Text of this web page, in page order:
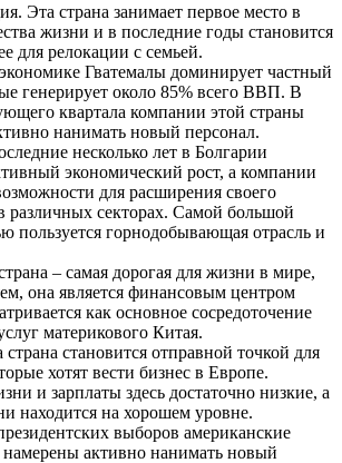
Эта страна занимает первое место в
жизни и в последние годы становится
для релокации с семьей.
Гватемалы доминирует частный
генерирует около 85% всего ВВП. В
квартала компании этой страны
нанимать новый персонал.
несколько лет в Болгарии
экономический рост, а компании
для расширения своего
различных секторах. Самой большой
пользуется горнодобывающая отрасль и
– самая дорогая для жизни в мире,
она является финансовым центром
как основное сосредоточение
материкового Китая.
становится отправной точкой для
хотят вести бизнес в Европе.
и зарплаты здесь достаточно низкие, а
находится на хорошем уровне.
выборов американские
намерены активно нанимать новый